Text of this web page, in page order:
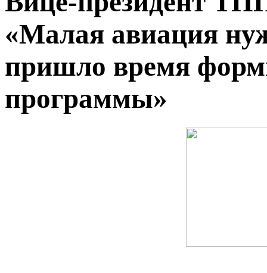
«Малая авиация
пришло время
программы»